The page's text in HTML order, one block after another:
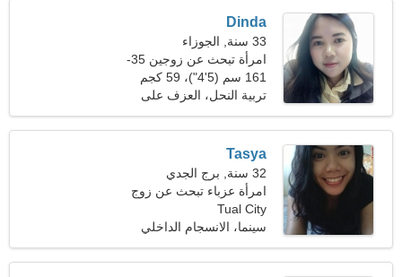
Dinda
33 سنة, الجوزاء
امرأة تبحث عن زوجين 35-
40
161 سم (5'4")، 59 كجم
(130 رطلا)
تربية النحل، العزف على
الجيتار
Tasya
32 سنة, برج الجدي
امرأة عزباء تبحث عن زوج
35-42
Tual City
سينما، الانسجام الداخلي